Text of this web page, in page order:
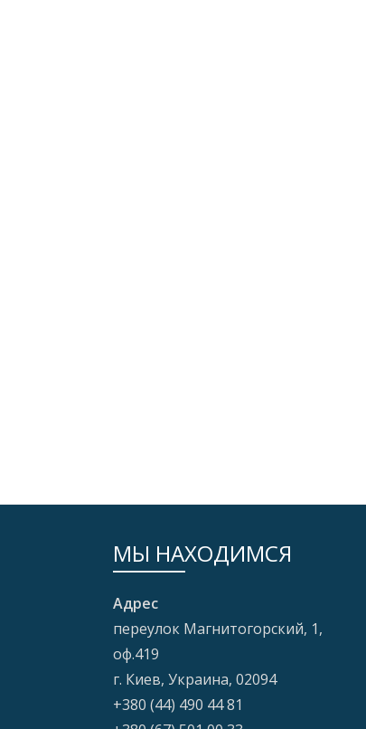
МЫ НАХОДИМСЯ
Адрес
переулок Магнитогорский, 1,
оф.419
г. Киев, Украина, 02094
+380 (44) 490 44 81